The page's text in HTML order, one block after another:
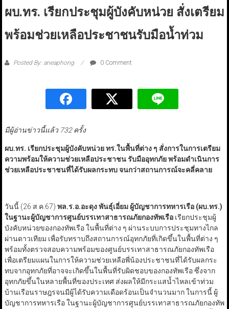
ผบ.ทร. เรียกประชุมผู้บังคับหน่วย สั่งเตรียม
พร้อมช่วยเหลือประชาชนรับมือน้ำท่วม
Posted By: aneaphong 0 Comment
มีผู้อ่านข่าวนี้แล้ว 732 ครั้ง
ผบ.ทร. เรียกประชุมผู้บังคับหน่วย ทร.ในพื้นที่ต่าง ๆ สั่งการในการเตรียม
ความพร้อมให้ความช่วยเหลือประชาชน รับมืออุทกภัย พร้อมดำเนินการ
ช่วยเหลือประชาชนที่ได้รับผลกระทบ จนกว่าสถานการณ์จะคลี่คลาย
วันนี้ (26 ส.ค.67) พล.ร.อ.อะดุง พันธุ์เอี่ยม ผู้บัญชาการทหารเรือ (ผบ.ทร.)
ในฐานะผู้บัญชาการศูนย์บรรเทาสาธารณภัยกองทัพเรือ เรียกประชุมผู้
บังคับหน่วยของกองทัพเรือ ในพื้นที่ต่าง ๆ ผ่านระบบการประชุมทางไกล
ผ่านดาวเทียม เพื่อรับทราบถึงสถานการณ์อุทกภัยที่เกิดขึ้นในพื้นที่ต่าง ๆ
พร้อมทั้งตรวจสอบความพร้อมของศูนย์บรรเทาสาธารณภัยกองทัพเรือ
เพื่อเตรียมแผนในการให้ความช่วยเหลือพี่น้องประชาชนที่ได้รับผลกระ
ทบจากอุทกภัยที่อาจจะเกิดขึ้นในพื้นที่รับผิดชอบของกองทัพเรือ ซึ่งจาก
อุทกภัยขึ้นในหลายพื้นที่ของประเทศ ส่งผลให้มีกระแสน้ำไหลเข้าท่วม
บ้านเรือนราษฎรจนมีผู้ได้รับความเดือดร้อนเป็นจำนวนมาก ในการนี้ ผู้
บัญชาการทหารเรือ ในฐานะผู้บัญชาการศูนย์บรรเทาสาธารณภัยกองทัพ